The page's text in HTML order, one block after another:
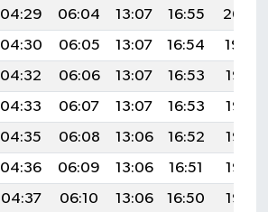
04:29 06:04 13:07 16:55
20:00
04:30 06:05 13:07 16:54
19:59
04:32 06:06 13:07 16:53
19:58
04:33 06:07 13:07 16:53
19:56
04:35 06:08 13:06 16:52
19:55
04:36 06:09 13:06 16:51
19:53
04:37 06:10 13:06 16:50
19:52